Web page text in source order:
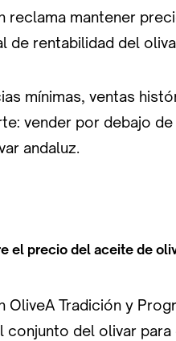
reclama mantener
de rentabilidad del
mínimas, ventas
vender por debajo
andaluz.
el precio del aceite de
OliveA Tradición y
conjunto del olivar